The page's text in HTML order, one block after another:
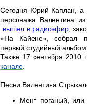
Сегодня Юрий Каплан, а
персонажа Валентина
вышел в радиоэфир ,
«На Кайене», собрал
первый студийный
Также 17 сентября 2010
канале
Песни Валентина